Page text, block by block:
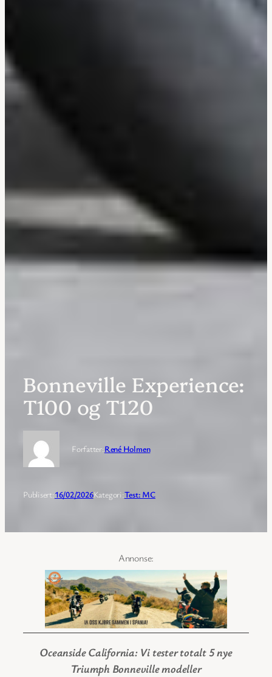
Bonneville Experience:
T100 og T120
Forfatter:René Holmen
Publisert:16/02/2026Kategori:Test: MC
Oceanside California: Vi tester totalt 5 nye
Triumph Bonneville modeller